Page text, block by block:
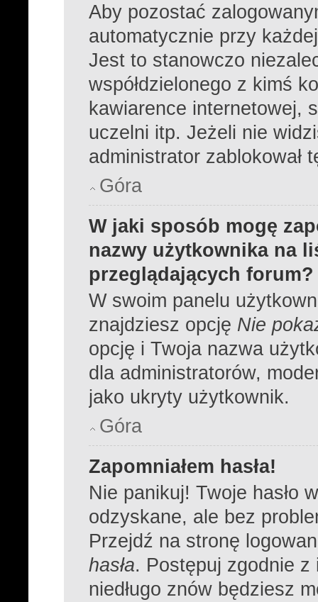
Aby pozostać
automatycznie przy
Jest to stanowczo
współdzielonego z kimś
kawiarence internetowej,
uczelni itp. Jeżeli nie
administrator zablokował
Góra
W jaki sposób mogę
nazwy użytkownika na
przeglądających forum?
W swoim panelu
znajdziesz opcję Nie
opcję i Twoja nazwa
dla administratorów,
jako ukryty użytkownik.
Góra
Zapomniałem hasła!
Nie panikuj! Twoje hasło
odzyskane, ale bez
Przejdź na stronę
hasła. Postępuj zgodnie
niedługo znów będziesz